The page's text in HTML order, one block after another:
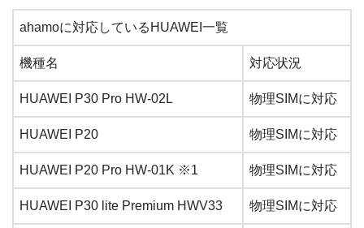
ahamoに対応しているHUAWEI一覧
機種名 対応状況
HUAWEI P30 Pro HW-02L 物理SIMに対応
HUAWEI P20 物理SIMに対応
HUAWEI P20 Pro HW-01K ※1 物理SIMに対応
HUAWEI P30 lite Premium HWV33 物理SIMに対応